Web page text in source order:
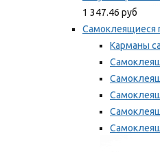
1 347.46 руб
Самоклеящиеся
Карманы
Таблички